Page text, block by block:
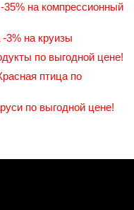
на компрессионный
на круизы
по выгодной цене!
птица по
по выгодной цене!